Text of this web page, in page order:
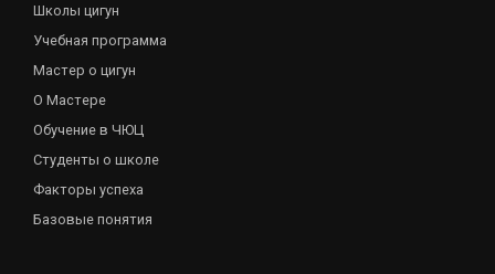
Школы цигун
Учебная программа
Мастер о цигун
О Мастере
Обучение в ЧЮЦ
Студенты о школе
Факторы успеха
Базовые понятия